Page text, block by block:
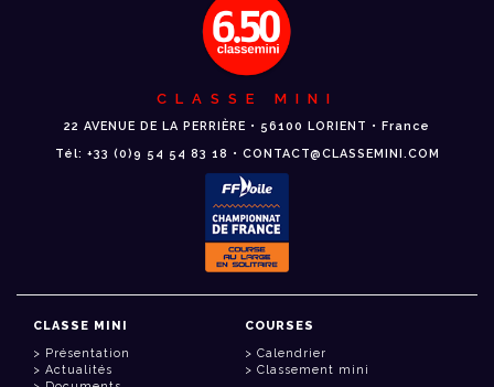
CLASSE MINI
22 AVENUE DE LA PERRIÈRE • 56100 LORIENT • France
Tél: +33 (0)9 54 54 83 18 • CONTACT@CLASSEMINI.COM
CLASSE MINI
Présentation
Actualités
COURSES
Calendrier
Classement mini